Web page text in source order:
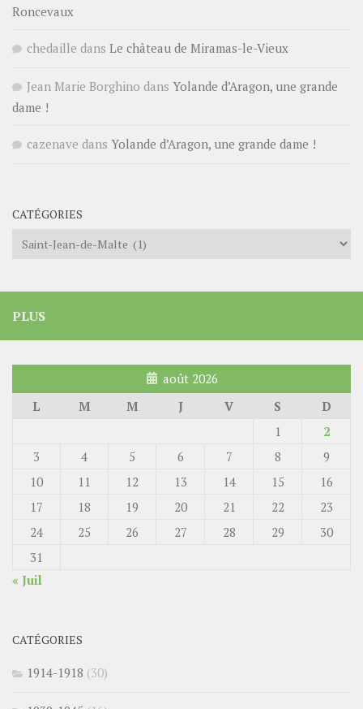
Roncevaux
chedaille dans Le château de Miramas-le-Vieux
Jean Marie Borghino dans Yolande d’Aragon, une grande
dame !
cazenave dans Yolande d’Aragon, une grande dame !
CATÉGORIES
Catégories
PLUS
août 2026
L
M M J V S
D
1
2
3
4 5 6 7 8
9
10
11 12 13 14 15
16
17
18 19 20 21 22
23
24
25 26 27 28 29
30
31
« Juil
CATÉGORIES
1914-1918 (30)